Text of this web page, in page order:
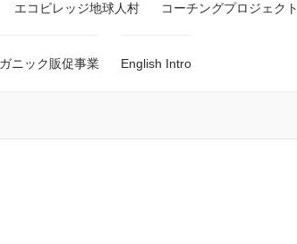
エコビレッジ地球人村 コーチングプロジェクト
ニック販促事業 English Intro